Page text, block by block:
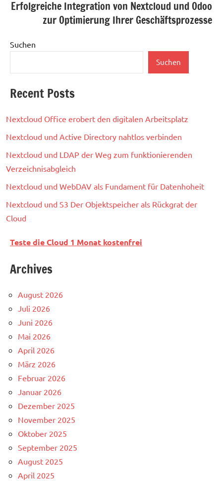
Erfolgreiche Integration von Nextcloud und Odoo
zur Optimierung Ihrer Geschäftsprozesse
Suchen
Suchen
Recent Posts
Nextcloud Office erobert den digitalen Arbeitsplatz
Nextcloud und Active Directory nahtlos verbinden
Nextcloud und LDAP der Weg zum funktionierenden
Verzeichnisabgleich
Nextcloud und WebDAV als Fundament für Datenhoheit
Nextcloud und S3 Der Objektspeicher als Rückgrat der
Cloud
Teste die Cloud 1 Monat kostenfrei
Archives
August 2026
Juli 2026
Juni 2026
Mai 2026
April 2026
März 2026
Februar 2026
Januar 2026
Dezember 2025
November 2025
Oktober 2025
September 2025
August 2025
April 2025